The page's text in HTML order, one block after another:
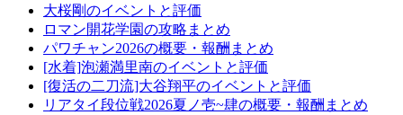
大桜剛のイベントと評価
ロマン開花学園の攻略まとめ
パワチャン2026の概要・報酬まとめ
[水着]泡瀬満里南のイベントと評価
[復活の二刀流]大谷翔平のイベントと評価
リアタイ段位戦2026夏ノ壱~肆の概要・報酬まとめ